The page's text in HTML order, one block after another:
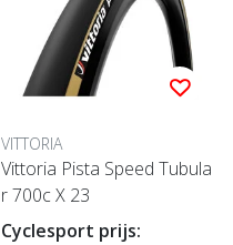
VITTORIA
Vittoria Pista Speed Tubula
r 700c X 23
Cyclesport prijs: